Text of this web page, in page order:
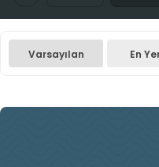
Varsayılan En